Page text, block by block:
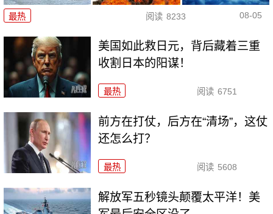
最热 阅读 8233 08-05
美国如此救日元，背后藏着三重
收割日本的阳谋！
最热 阅读 6751
前方在打仗，后方在“清场”，这仗
还怎么打？
最热 阅读 5608
解放军五秒镜头颠覆太平洋！美